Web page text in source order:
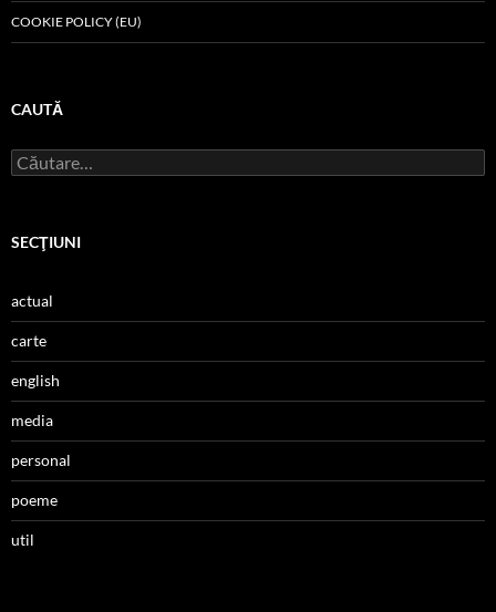
COOKIE POLICY (EU)
CAUTĂ
Caută
după:
SECŢIUNI
actual
carte
english
media
personal
poeme
util